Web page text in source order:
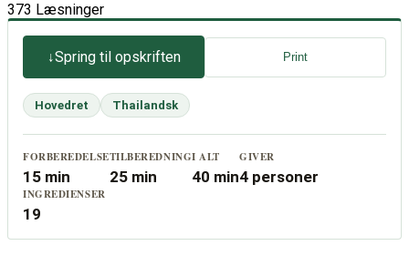
373 Læsninger
Spring til opskriften Print
Hovedret Thailandsk
FORBEREDELSE
15 min
TILBEREDNING
25 min
I ALT
40 min
GIVER
4 personer
INGREDIENSER
19